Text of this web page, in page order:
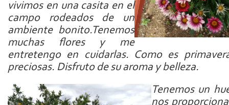
vivimos en una casita en el
campo rodeados de un
ambiente bonito.Tenemos
muchas flores y me
entretengo en cuidarlas. Como es
preciosas. Disfruto de su aroma y belleza.
Tenemos un
nos